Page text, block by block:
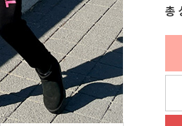
총